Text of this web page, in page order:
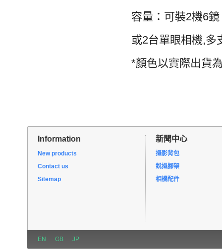
容量：可裝2機6
或2台單眼相機,多
*顏色以實際出貨
Information
New products
Contact us
Sitemap
EN GB JP
新聞中心
攝影背包
銳攝腳架
相機配件